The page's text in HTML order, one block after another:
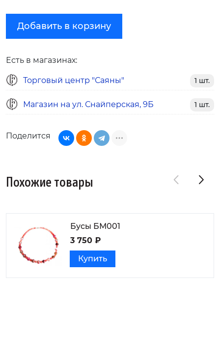
Добавить в корзину
Есть в магазинах:
Торговый центр "Саяны" 1 шт.
Магазин на ул. Снайперская, 9Б 1 шт.
Поделится
Похожие товары
Бусы БМ001
3 750 ₽
Купить